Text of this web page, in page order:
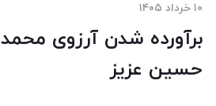
۱۰ خرداد ۱۴۰۵
برآورده شدن آرزوی محمد
حسین عزیز